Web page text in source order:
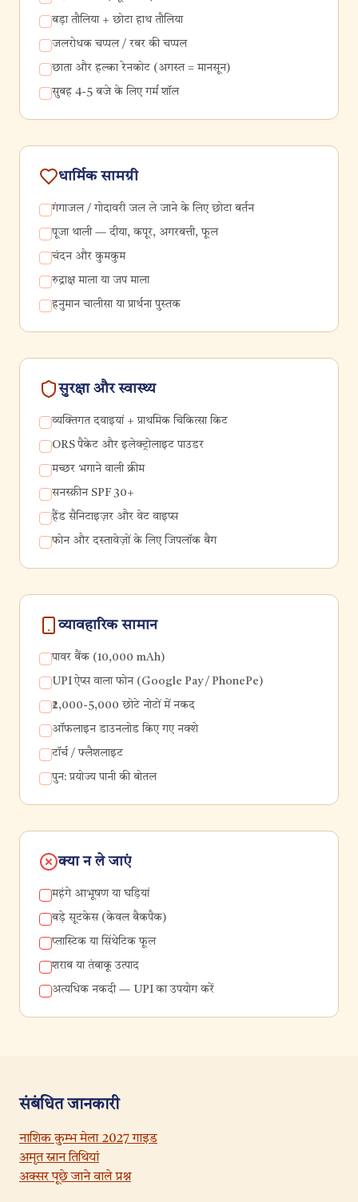
बड़ा तौलिया + छोटा हाथ तौलिया
जलरोधक चप्पल / रबर की चप्पल
छाता और हल्का रेनकोट (अगस्त = मानसून)
सुबह 4-5 बजे के लिए गर्म शॉल
धार्मिक सामग्री
गंगाजल / गोदावरी जल ले जाने के लिए छोटा बर्तन
पूजा थाली — दीया, कपूर, अगरबत्ती, फूल
चंदन और कुमकुम
रुद्राक्ष माला या जप माला
हनुमान चालीसा या प्रार्थना पुस्तक
सुरक्षा और स्वास्थ्य
व्यक्तिगत दवाइयां + प्राथमिक चिकित्सा किट
ORS पैकेट और इलेक्ट्रोलाइट पाउडर
मच्छर भगाने वाली क्रीम
सनस्क्रीन SPF 30+
हैंड सैनिटाइज़र और वेट वाइप्स
फोन और दस्तावेज़ों के लिए जिपलॉक बैग
व्यावहारिक सामान
पावर बैंक (10,000 mAh)
UPI ऐप्स वाला फोन (Google Pay / PhonePe)
₹2,000-5,000 छोटे नोटों में नकद
ऑफलाइन डाउनलोड किए गए नक्शे
टॉर्च / फ्लैशलाइट
पुन: प्रयोज्य पानी की बोतल
क्या न ले जाएं
महंगे आभूषण या घड़ियां
बड़े सूटकेस (केवल बैकपैक)
प्लास्टिक या सिंथेटिक फूल
शराब या तंबाकू उत्पाद
अत्यधिक नकदी — UPI का उपयोग करें
संबंधित जानकारी
नाशिक कुम्भ मेला 2027 गाइड
अमृत स्नान तिथियां
अक्सर पूछे जाने वाले प्रश्न